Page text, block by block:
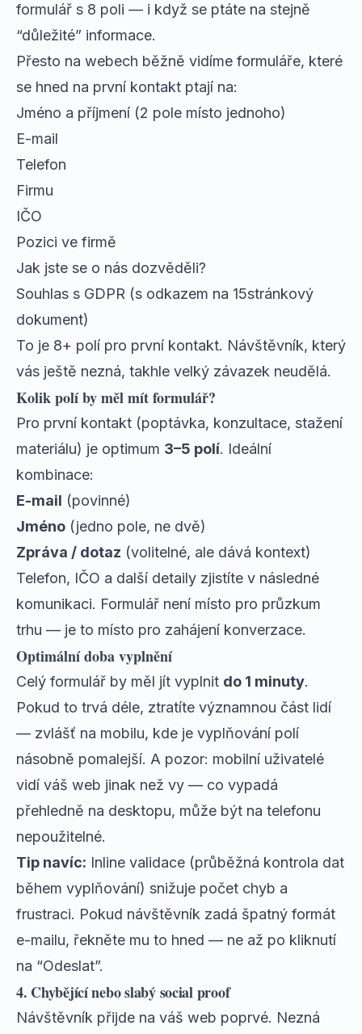
formulář s 8 poli — i když se ptáte na stejně
“důležité” informace.
Přesto na webech běžně vidíme formuláře, které
se hned na první kontakt ptají na:
Jméno a příjmení (2 pole místo jednoho)
E-mail
Telefon
Firmu
IČO
Pozici ve firmě
Jak jste se o nás dozvěděli?
Souhlas s GDPR (s odkazem na 15stránkový
dokument)
To je 8+ polí pro první kontakt. Návštěvník, který
vás ještě nezná, takhle velký závazek neudělá.
Kolik polí by měl mít formulář?
Pro první kontakt (poptávka, konzultace, stažení
materiálu) je optimum 3–5 polí. Ideální
kombinace:
E-mail (povinné)
Jméno (jedno pole, ne dvě)
Zpráva / dotaz (volitelné, ale dává kontext)
Telefon, IČO a další detaily zjistíte v následné
komunikaci. Formulář není místo pro průzkum
trhu — je to místo pro zahájení konverzace.
Optimální doba vyplnění
Celý formulář by měl jít vyplnit do 1 minuty.
Pokud to trvá déle, ztratíte významnou část lidí
— zvlášť na mobilu, kde je vyplňování polí
násobně pomalejší. A pozor: mobilní uživatelé
vidí váš web jinak než vy — co vypadá
přehledně na desktopu, může být na telefonu
nepoužitelné.
Tip navíc: Inline validace (průběžná kontrola dat
během vyplňování) snižuje počet chyb a
frustraci. Pokud návštěvník zadá špatný formát
e-mailu, řekněte mu to hned — ne až po kliknutí
na “Odeslat”.
4. Chybějící nebo slabý social proof
Návštěvník přijde na váš web poprvé. Nezná